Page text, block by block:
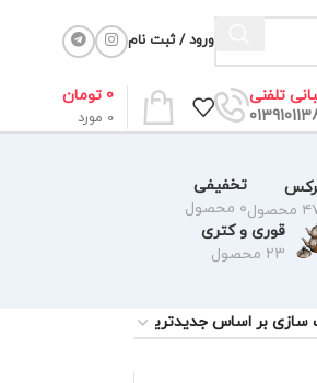
ورود / ثبت نام
تلفنی
0 مورد
0 تومان
تخفیفی
۰ محصول
قوری و کتری
۲۳ محصول